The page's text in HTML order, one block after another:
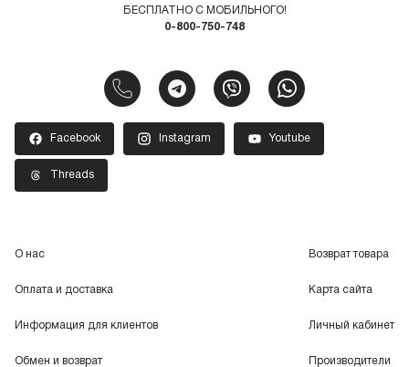
БЕСПЛАТНО С МОБИЛЬНОГО!
0-800-750-748
Facebook Instagram Youtube
Threads
О нас
Оплата и доставка
Информация для клиентов
Обмен и возврат
Возврат товара
Карта сайта
Личный кабинет
Производители